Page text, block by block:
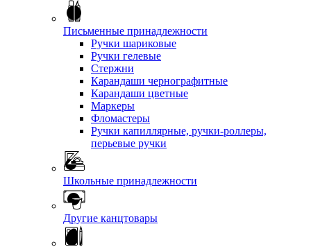
Письменные принадлежности
Ручки шариковые
Ручки гелевые
Стержни
Карандаши чернографитные
Карандаши цветные
Маркеры
Фломастеры
Ручки капиллярные, ручки-роллеры,
перьевые ручки
Школьные принадлежности
Другие канцтовары